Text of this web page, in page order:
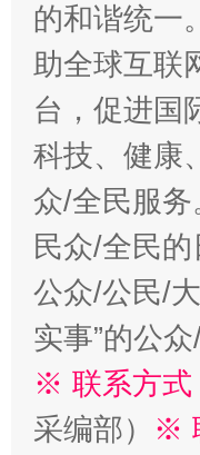
的和谐统一
助全球互联
台，促进国
科技、健康
众/全民服
民众/全民
公众/公民/
实事”的公
※ 联系方式
采编部） ※